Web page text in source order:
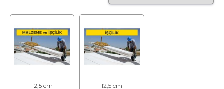
12,5 cm
12,5 cm